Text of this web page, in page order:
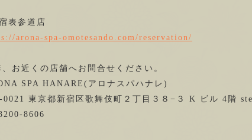
表参道店
arona-spa-omotesando.com/reservation/
、お近くの店舗へお問合せください。
SPA HANARE(アロナスパハナレ)
0021 東京都新宿区歌舞伎町２丁目３８−３ K ビル 4階
8606